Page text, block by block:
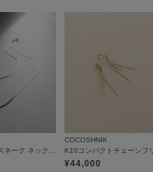
COCOSHNIK
¥44,000